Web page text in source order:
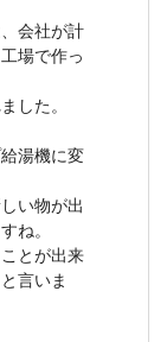
会社が計
場で作っ
した。
湯機に変
い物が出
ね。
とが出来
言いま